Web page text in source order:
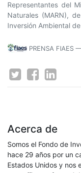
Representantes del
Naturales (MARN),
Inversión Ambiental
PRENSA FIAES
Acerca de
Somos el Fondo de
hace 29 años por un
Estados Unidos y nos